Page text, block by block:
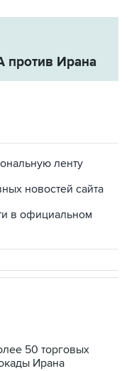
Ирана
новостей сайта
в официальном
50 торговых
Ирана